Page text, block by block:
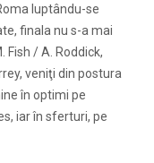
luptându-se
finala nu s-a mai
Fish / A. Roddick,
veniţi din postura
în optimi pe
iar în sferturi, pe